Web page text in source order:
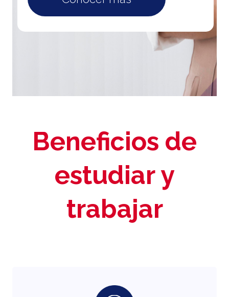
Beneficios de
estudiar y
trabajar
manual and one entering
person is allowed to view the other's
content. The manual is available